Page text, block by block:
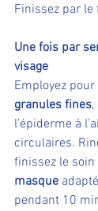
Finissez par le
Une fois par
visage
Employez
granules fines
l’épiderme à
circulaires.
finissez le soin
masque
pendant 10